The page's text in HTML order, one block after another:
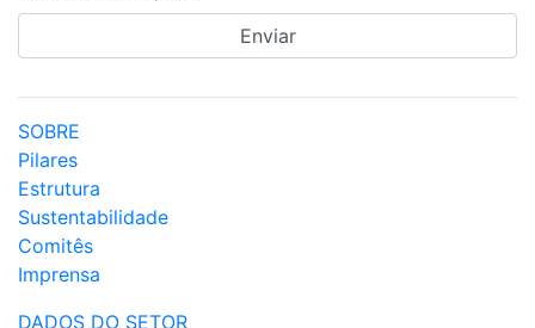
SOBRE
Pilares
Estrutura
Sustentabilidade
Comitês
Imprensa
DADOS DO SETOR